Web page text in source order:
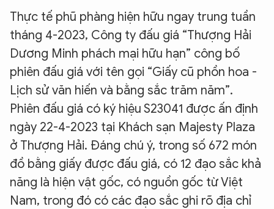
Thực tế phũ phàng hiện hữu ngay trung tuần
tháng 4-2023, Công ty đấu giá “Thượng Hải
Dương Minh phách mại hữu hạn” công bố
phiên đấu giá với tên gọi “Giấy cũ phồn hoa -
Lịch sử văn hiến và bằng sắc trăm năm”.
Phiên đấu giá có ký hiệu S23041 được ấn định
ngày 22-4-2023 tại Khách sạn Majesty Plaza
ở Thượng Hải. Đáng chú ý, trong số 672 món
đồ bằng giấy được đấu giá, có 12 đạo sắc khả
năng là hiện vật gốc, có nguồn gốc từ Việt
Nam, trong đó có các đạo sắc ghi rõ địa chỉ